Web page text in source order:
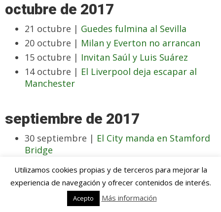
octubre de 2017
21 octubre | Guedes fulmina al Sevilla
20 octubre | Milan y Everton no arrancan
15 octubre | Invitan Saúl y Luis Suárez
14 octubre | El Liverpool deja escapar al
Manchester
septiembre de 2017
30 septiembre | El City manda en Stamford
Bridge
18 septiembre |
Mayoral y Bale contra la
sequía
Utilizamos cookies propias y de terceros para mejorar la
experiencia de navegación y ofrecer contenidos de interés.
Acepto Más información